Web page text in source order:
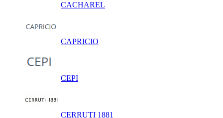
CACHAREL
CAPRICIO
CEPI
CERRUTI 1881